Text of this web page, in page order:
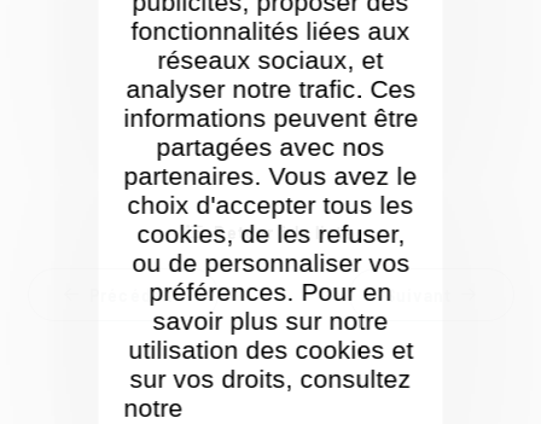
fonctionnalités liées aux
réseaux sociaux, et
analyser notre trafic. Ces
informations peuvent être
partagées avec nos
partenaires. Vous avez le
choix d'accepter tous les
cookies, de les refuser,
ou de personnaliser vos
préférences. Pour en
savoir plus sur notre
utilisation des cookies et
sur vos droits, consultez
notre
Précédent
Retour à la liste
Suivant